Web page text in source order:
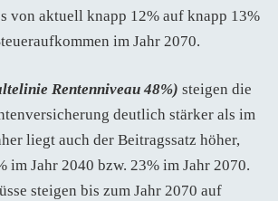
von aktuell knapp 12% auf knapp 13%
im Jahr 2070.
Rentenniveau 48%) steigen die
deutlich stärker als im
liegt auch der Beitragssatz höher,
im Jahr 2040 bzw. 23% im Jahr 2070.
steigen bis zum Jahr 2070 auf